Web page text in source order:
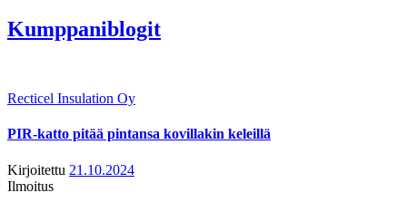
Kumppaniblogit
Recticel Insulation Oy
PIR-katto pitää pintansa kovillakin keleillä
Kirjoitettu 21.10.2024
Ilmoitus